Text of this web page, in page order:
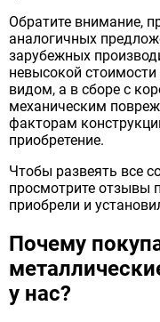
Обратите внимание,
аналогичных
зарубежных
невысокой
видом, а в сборе с
механическим
факторам
приобретение.
Чтобы развеять все
просмотрите отзывы
приобрели и
Почему
у нас?